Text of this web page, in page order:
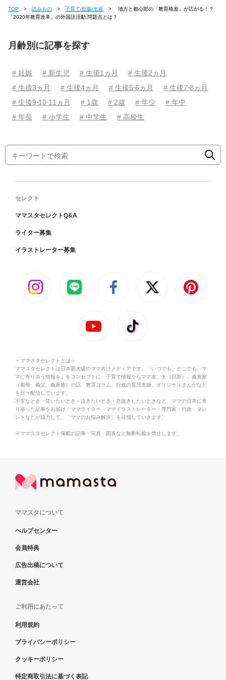
TOP 読みもの 子育て/妊娠/出産
「2020年教育改革」の外国語活動.問題点とは？
月齢別に記事を探す
# 妊娠 # 新生児 # 生後1ヵ月
# 生後2ヵ月
# 生後3ヵ月
# 生後4ヵ月 # 生後5⋅6ヵ月
# 生後7⋅8ヵ月
# 生後9⋅10⋅11ヵ月
# 1歳 # 2歳 # 年少
# 年中
# 年長
# 小学生 # 中学生 # 高校生
セレクト
ママスタセレクトQ&A
ライター募集
イラストレーター募集
＜ママスタセレクトとは＞
ママスタセレクトは日本最大級のママ向けメディアです。「いつでも、どこでも、マ
マに寄り添う情報を」をコンセプトに、子育て情報からママ友、夫（旦那）、義実家
（義母、義父、義家族）の話、教育コラム、行政の育児支援、オリジナルまんがなど
を日々配信しています。
不安なとき・笑いたいとき・泣きたいとき・息抜きしたいときなど、ママの日常に寄
り添った記事をお届け！ママライター・ママイラストレーター・専門家・行政・タレ
ントなどが協力して、「ママのお悩み解決」を目指していきます。
※ママスタセレクト掲載の記事・写真・図表など無断転載を禁止します。
ママスタについて
ヘルプセンター
会員特典
広告出稿について
運営会社
ご利用にあたって
利用規約
プライバシーポリシー
クッキーポリシー
特定商取引法に基づく表記